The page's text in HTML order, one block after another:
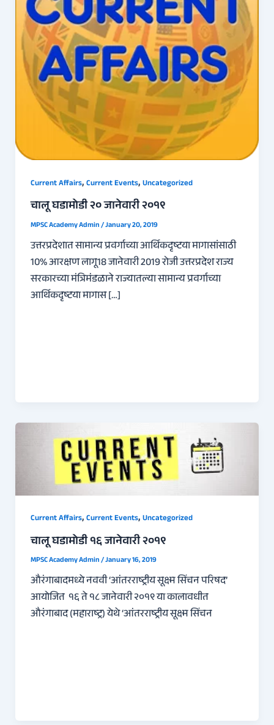
Current Affairs,Current Events,Uncategorized
चालू घडामोडी २० जानेवारी २०१९
MPSC Academy Admin/January 20, 2019
उत्तरप्रदेशात सामान्य प्रवर्गाच्या आर्थिकदृष्टया मागासांसाठी
10% आरक्षण लागू18 जानेवारी 2019 रोजी उत्तरप्रदेश राज्य
सरकारच्या मंत्रिमंडळाने राज्यातल्या सामान्य प्रवर्गाच्या
आर्थिकदृष्टया मागास […]
Current Affairs,Current Events,Uncategorized
चालू घडामोडी १६ जानेवारी २०१९
MPSC Academy Admin/January 16, 2019
औरंगाबादमध्ये नववी ‘आंतरराष्ट्रीय सूक्ष्म सिंचन परिषद’
आयोजित १६ ते १८ जानेवारी २०१९ या कालावधीत
औरंगाबाद (महाराष्ट्र) येथे ‘आंतरराष्ट्रीय सूक्ष्म सिंचन